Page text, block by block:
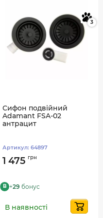
3
Сифон подвійний
Adamant FSA-02
антрацит
Артикул: 64897
1 475 грн
B +29 бонус
В наявності